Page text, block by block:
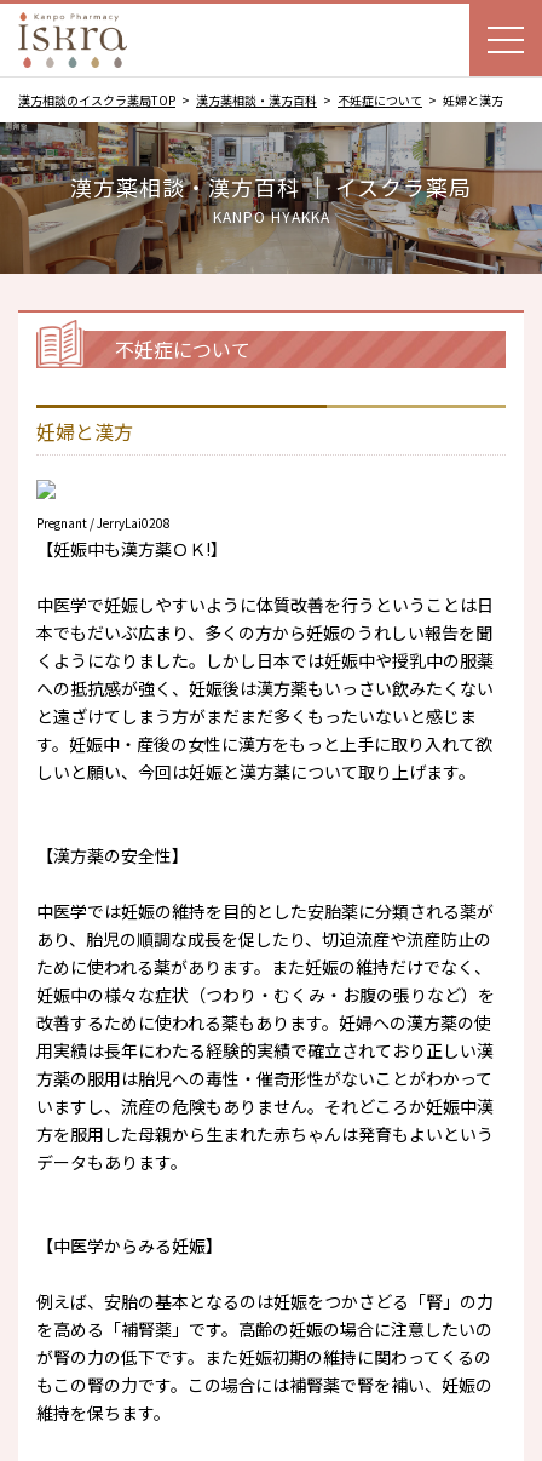
漢方相談のイスクラ薬局TOP 漢方薬相談・漢方百科 不妊症について 妊婦と漢方
漢方薬相談・漢方百科 ｜ イスクラ薬局
KANPO HYAKKA
不妊症について
妊婦と漢方
Pregnant / JerryLai0208
【妊娠中も漢方薬ＯＫ!】
中医学で妊娠しやすいように体質改善を行うということは日
本でもだいぶ広まり、多くの方から妊娠のうれしい報告を聞
くようになりました。しかし日本では妊娠中や授乳中の服薬
への抵抗感が強く、妊娠後は漢方薬もいっさい飲みたくない
と遠ざけてしまう方がまだまだ多くもったいないと感じま
す。妊娠中・産後の女性に漢方をもっと上手に取り入れて欲
しいと願い、今回は妊娠と漢方薬について取り上げます。
【漢方薬の安全性】
中医学では妊娠の維持を目的とした安胎薬に分類される薬が
あり、胎児の順調な成長を促したり、切迫流産や流産防止の
ために使われる薬があります。また妊娠の維持だけでなく、
妊娠中の様々な症状（つわり・むくみ・お腹の張りなど）を
改善するために使われる薬もあります。妊婦への漢方薬の使
用実績は長年にわたる経験的実績で確立されており正しい漢
方薬の服用は胎児への毒性・催奇形性がないことがわかって
いますし、流産の危険もありません。それどころか妊娠中漢
方を服用した母親から生まれた赤ちゃんは発育もよいという
データもあります。
【中医学からみる妊娠】
例えば、安胎の基本となるのは妊娠をつかさどる「腎」の力
を高める「補腎薬」です。高齢の妊娠の場合に注意したいの
が腎の力の低下です。また妊娠初期の維持に関わってくるの
もこの腎の力です。この場合には補腎薬で腎を補い、妊娠の
維持を保ちます。